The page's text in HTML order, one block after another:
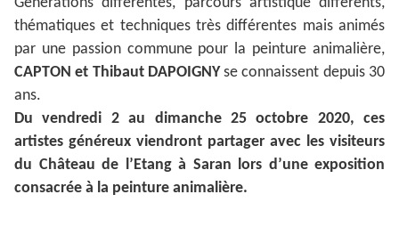
thématiques et techniques très différentes mais animés
par une passion commune pour la peinture animalière,
CAPTON et Thibaut DAPOIGNYse connaissent depuis 30
ans.
Du vendredi 2 au dimanche 25 octobre 2020, ces
artistes généreux viendront partager avec les visiteurs
du Château de l’Etang à Saran lors d’une exposition
consacrée à la peinture animalière.